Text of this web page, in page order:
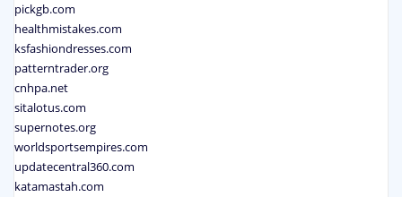
pickgb.com
healthmistakes.com
ksfashiondresses.com
patterntrader.org
cnhpa.net
sitalotus.com
supernotes.org
worldsportsempires.com
updatecentral360.com
katamastah.com